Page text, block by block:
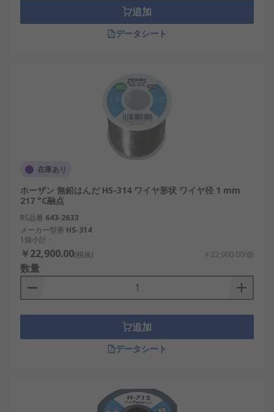
追加
データシート
在庫あり
ホーザン 無鉛はんだ HS-314 ワイヤ形状 ワイヤ径 1 mm
217 °C融点
RS品番 643-2633
メーカー型番 HS-314
1個小計：
￥22,900.00(税抜) ￥22,900.00/個
数量
追加
データシート